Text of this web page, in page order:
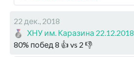
22 дек., 2018
ХНУ им. Каразина 22.12.2018
80% побед 8 👍 vs 2 👎